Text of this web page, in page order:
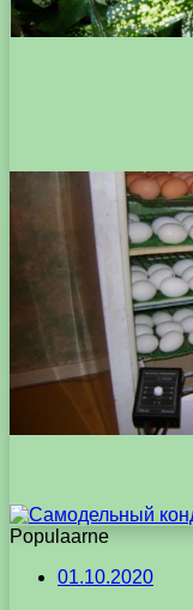
Populaarne
01.10.2020